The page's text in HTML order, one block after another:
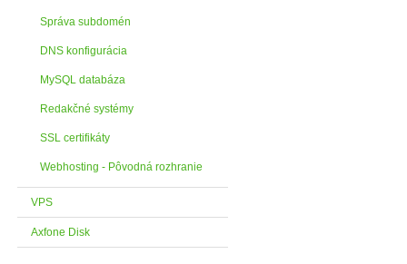
Správa subdomén
DNS konfigurácia
MySQL databáza
Redakčné systémy
SSL certifikáty
Webhosting - Pôvodná rozhranie
VPS
Axfone Disk